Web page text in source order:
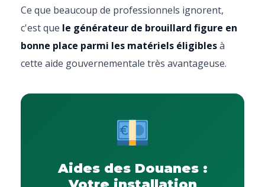
Ce que beaucoup de professionnels ignorent,
c'est que le générateur de brouillard figure en
bonne place parmi les matériels éligiblesà
cette aide gouvernementale très avantageuse.
Aides des Douanes :